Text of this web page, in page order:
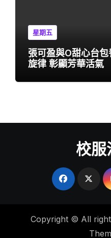
星期五
張可盈與O甜心台
旋律 彰顯芳華活氣
校服
Copyright © All